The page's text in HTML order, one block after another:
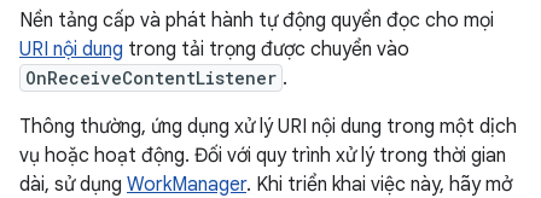
Nền tảng cấp và phát hành tự động quyền đọc cho mọi
URI nội dung trong tải trọng được chuyển vào
OnReceiveContentListener .
Thông thường, ứng dụng xử lý URI nội dung trong một dịch
vụ hoặc hoạt động. Đối với quy trình xử lý trong thời gian
dài, sử dụng WorkManager. Khi triển khai việc này, hãy mở